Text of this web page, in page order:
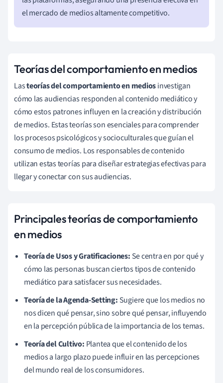
el mercado de medios altamente competitivo.
Teorías del comportamiento en medios
Lasteorías del comportamiento en mediosinvestigan
cómo las audiencias responden al contenido mediático y
cómo estos patrones influyen en la creación y distribución
de medios. Estas teorías son esenciales para comprender
los procesos psicológicos y socioculturales que guían el
consumo de medios. Los responsables de contenido
utilizan estas teorías para diseñar estrategias efectivas para
llegar y conectar con sus audiencias.
Principales teorías de comportamiento
en medios
Teoría de Usos y Gratificaciones: Se centra en por qué y
cómo las personas buscan ciertos tipos de contenido
mediático para satisfacer sus necesidades.
Teoría de la Agenda-Setting: Sugiere que los medios no
nos dicen qué pensar, sino sobre qué pensar, influyendo
en la percepción pública de la importancia de los temas.
Teoría del Cultivo: Plantea que el contenido de los
medios a largo plazo puede influir en las percepciones
del mundo real de los consumidores.